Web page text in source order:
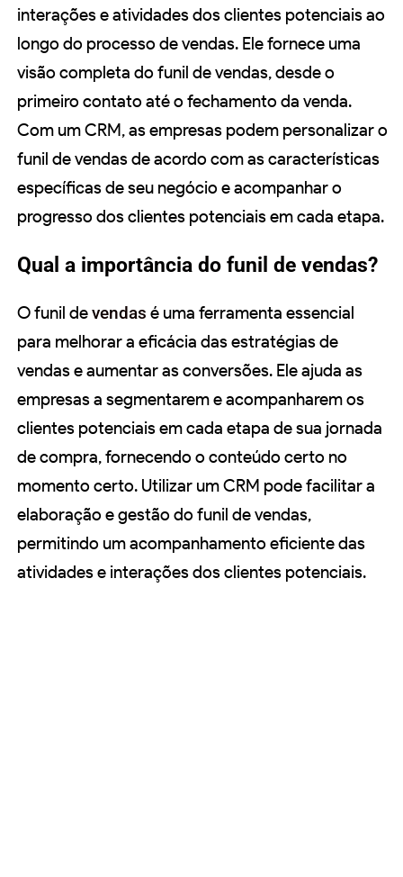
interações e atividades dos clientes potenciais ao
longo do processo de vendas. Ele fornece uma
visão completa do funil de vendas, desde o
primeiro contato até o fechamento da venda.
Com um CRM, as empresas podem personalizar o
funil de vendas de acordo com as características
específicas de seu negócio e acompanhar o
progresso dos clientes potenciais em cada etapa.
Qual a importância do funil de vendas?
O funil devendas é uma ferramenta essencial
para melhorar a eficácia das estratégias de
vendas e aumentar as conversões. Ele ajuda as
empresas a segmentarem e acompanharem os
clientes potenciais em cada etapa de sua jornada
de compra, fornecendo o conteúdo certo no
momento certo. Utilizar um CRM pode facilitar a
elaboração e gestão do funil de vendas,
permitindo um acompanhamento eficiente das
atividades e interações dos clientes potenciais.